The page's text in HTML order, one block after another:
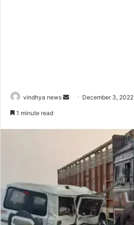
vindhya news
Send December 3, 2022
1 minute read